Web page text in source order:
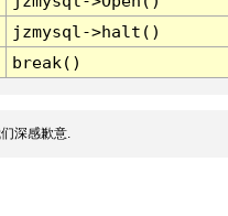
jzmysql->halt()
break()
深感歉意.